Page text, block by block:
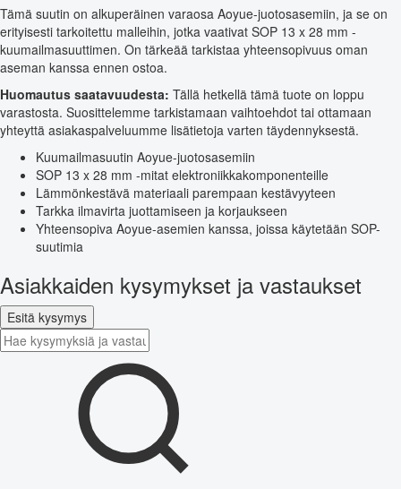
Tämä suutin on alkuperäinen varaosa Aoyue-juotosasemiin, ja se on
erityisesti tarkoitettu malleihin, jotka vaativat SOP 13 x 28 mm -
kuumailmasuuttimen. On tärkeää tarkistaa yhteensopivuus oman
aseman kanssa ennen ostoa.
Huomautus saatavuudesta: Tällä hetkellä tämä tuote on loppu
varastosta. Suosittelemme tarkistamaan vaihtoehdot tai ottamaan
yhteyttä asiakaspalveluumme lisätietoja varten täydennyksestä.
Kuumailmasuutin Aoyue-juotosasemiin
SOP 13 x 28 mm -mitat elektroniikkakomponenteille
Lämmönkestävä materiaali parempaan kestävyyteen
Tarkka ilmavirta juottamiseen ja korjaukseen
Yhteensopiva Aoyue-asemien kanssa, joissa käytetään SOP-
suutimia
Asiakkaiden kysymykset ja vastaukset
Esitä kysymys